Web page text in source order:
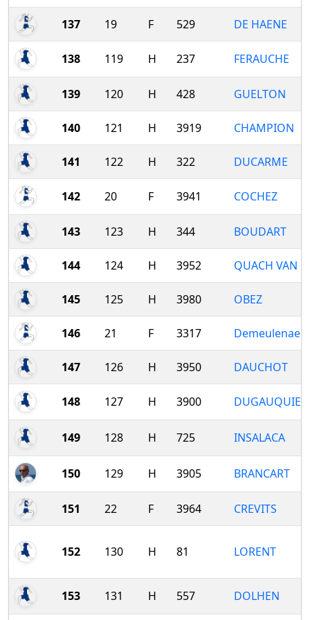
137 19 F 529 DE HAENE
138 119 H 237 FERAUCHE
139 120 H 428 GUELTON
140 121 H 3919 CHAMPION
141 122 H 322 DUCARME
142 20 F 3941 COCHEZ
143 123 H 344 BOUDART
144 124 H 3952 QUACH VAN
145 125 H 3980 OBEZ
146 21 F 3317
147 126 H 3950 DAUCHOT
148 127 H 3900 DUGAUQUIER
149 128 H 725 INSALACA
150 129 H 3905 BRANCART
151 22 F 3964 CREVITS
152 130 H 81 LORENT
153 131 H 557 DOLHEN